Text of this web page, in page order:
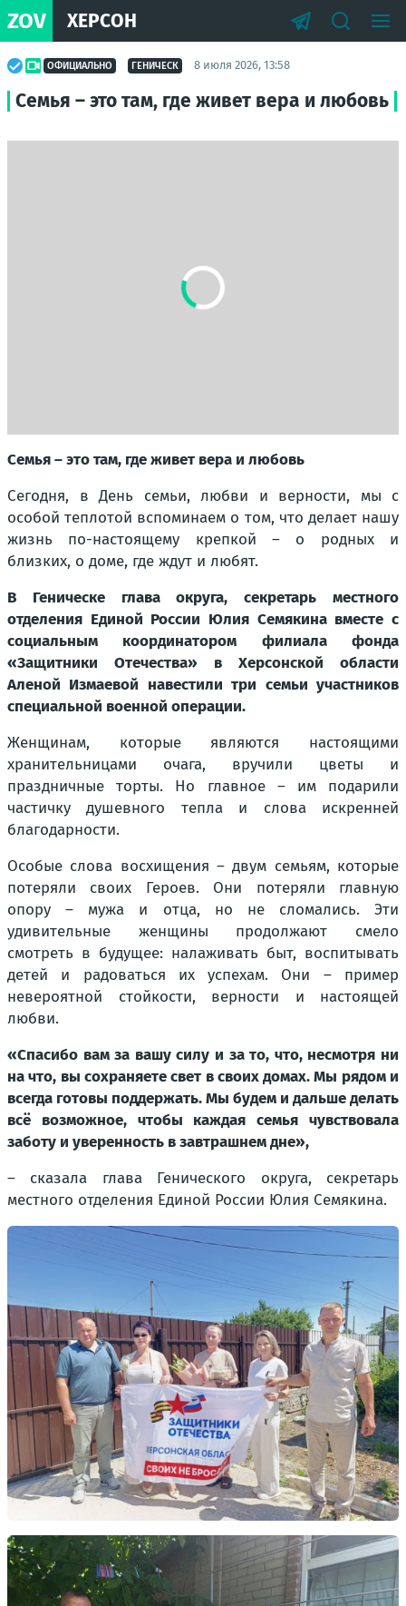
ZOV ХЕРСОН
ОФИЦИАЛЬНО ГЕНИЧЕСК 8 июля 2026, 13:58
Семья – это там, где живет вера и любовь
Семья – это там, где живет вера и любовь
Сегодня, в День семьи, любви и верности, мы с
особой теплотой вспоминаем о том, что делает нашу
жизнь по-настоящему крепкой – о родных и
близких, о доме, где ждут и любят.
В Геническе глава округа, секретарь местного
отделения Единой России Юлия Семякина вместе с
социальным координатором филиала фонда
«Защитники Отечества» в Херсонской области
Аленой Измаевой навестили три семьи участников
специальной военной операции.
Женщинам, которые являются настоящими
хранительницами очага, вручили цветы и
праздничные торты. Но главное – им подарили
частичку душевного тепла и слова искренней
благодарности.
Особые слова восхищения – двум семьям, которые
потеряли своих Героев. Они потеряли главную
опору – мужа и отца, но не сломались. Эти
удивительные женщины продолжают смело
смотреть в будущее: налаживать быт, воспитывать
детей и радоваться их успехам. Они – пример
невероятной стойкости, верности и настоящей
любви.
«Спасибо вам за вашу силу и за то, что, несмотря ни
на что, вы сохраняете свет в своих домах. Мы рядом и
всегда готовы поддержать. Мы будем и дальше делать
всё возможное, чтобы каждая семья чувствовала
заботу и уверенность в завтрашнем дне»,
– сказала глава Генического округа, секретарь
местного отделения Единой России Юлия Семякина.